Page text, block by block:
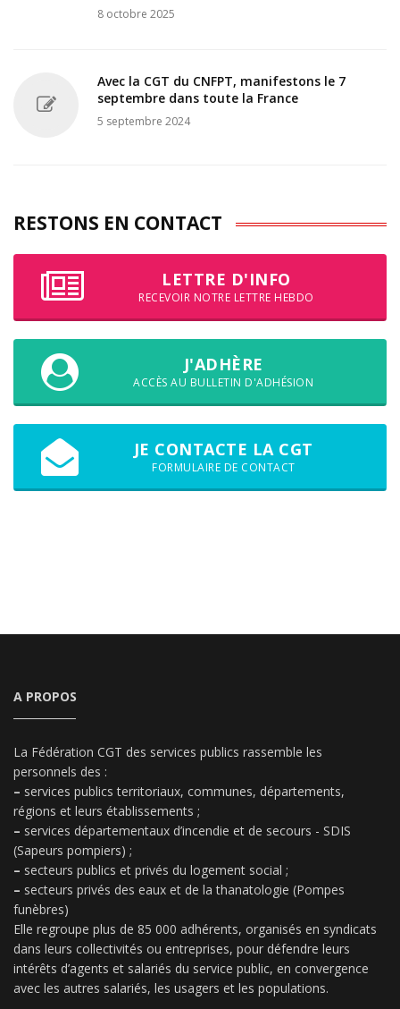
8 octobre 2025
Avec la CGT du CNFPT, manifestons le 7
septembre dans toute la France
5 septembre 2024
RESTONS EN CONTACT
LETTRE D'INFO
RECEVOIR NOTRE LETTRE HEBDO
J'ADHÈRE
ACCÈS AU BULLETIN D'ADHÉSION
JE CONTACTE LA CGT
FORMULAIRE DE CONTACT
A PROPOS
La Fédération CGT des services publics rassemble les
personnels des :
– services publics territoriaux, communes, départements,
régions et leurs établissements ;
– services départementaux d’incendie et de secours - SDIS
(Sapeurs pompiers) ;
– secteurs publics et privés du logement social ;
– secteurs privés des eaux et de la thanatologie (Pompes
funèbres)
Elle regroupe plus de 85 000 adhérents, organisés en syndicats
dans leurs collectivités ou entreprises, pour défendre leurs
intérêts d’agents et salariés du service public, en convergence
avec les autres salariés, les usagers et les populations.